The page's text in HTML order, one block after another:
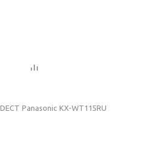
Panasonic KX-WT115RU